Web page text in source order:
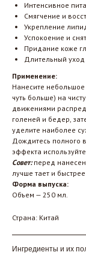
Интенсивное
Смягчение и
Укрепление
Успокоение и
Придание коже
Длительный
Применение:
Нанесите
чуть больше) на
движениями
голеней и бедер,
уделите наиболее
Дождитесь полного
эффекта
Совет:перед
лучше тает и
Форма выпуска:
Объем — 250 мл.
Страна: Китай
Ингредиенты и их